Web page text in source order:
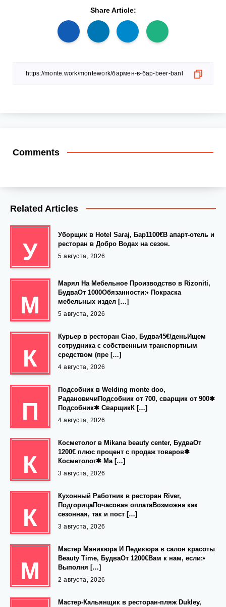
Share Article:
Comments
Related Articles
У
Уборщик в Hotel Saraj, Бар1100€В апарт-отель и
ресторан в Добро Водах на сезон.
5 августа, 2026
М
Марял На Мебельное Производство в Rizoniti,
БудваОт 1000Обязанности:• Покраска
мебельных издел […]
5 августа, 2026
К
Курьер в ресторан Ciao, Будва45€/деньИщем
сотрудника с собственным транспортным
средством (пре […]
4 августа, 2026
П
Подсобник в Welding monte doo,
РадановичиПодсобник от 700, сварщик от 900✱
Подсобник✱ СварщикК […]
4 августа, 2026
К
Косметолог в Mikana beauty center, БудваОт
1200€ плюс процент с продаж товаров✱
Косметолог✱ Ма […]
3 августа, 2026
К
Кухонный Работник в ресторан River,
ПодгорицаПочасовая оплатаВозможна как
сезонная, так и пост […]
3 августа, 2026
М
Мастер Маникюра И Педикюра в салон красоты
Beauty Time, БудваОт 1200€Вам к нам, если:•
Выполня […]
2 августа, 2026
Мастер-Кальянщик в ресторан-пляж Dukley,